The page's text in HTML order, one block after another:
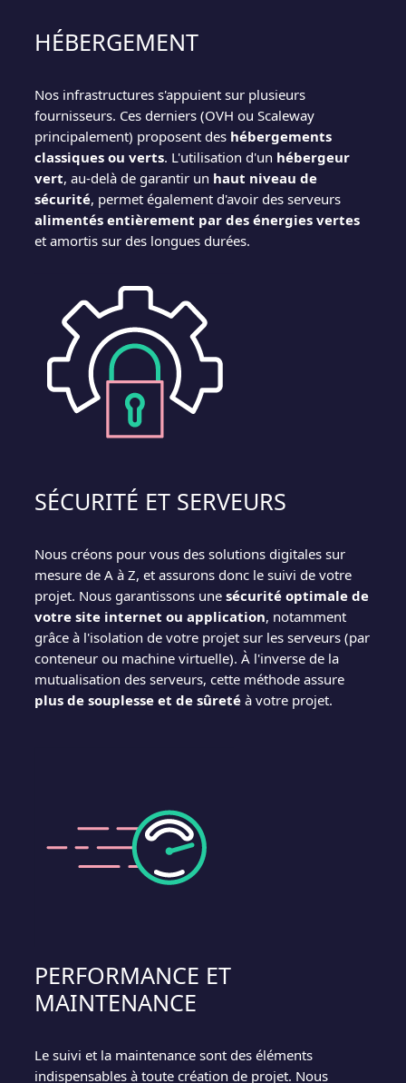
HÉBERGEMENT
Nos infrastructures s'appuient sur plusieurs
fournisseurs. Ces derniers (OVH ou Scaleway
principalement) proposent des hébergements
classiques ou verts. L'utilisation d'un hébergeur
vert, au-delà de garantir un haut niveau de
sécurité, permet également d'avoir des serveurs
alimentés entièrement par des énergies vertes
et amortis sur des longues durées.
SÉCURITÉ ET SERVEURS
Nous créons pour vous des solutions digitales sur
mesure de A à Z, et assurons donc le suivi de votre
projet. Nous garantissons une sécurité optimale de
votre site internet ou application, notamment
grâce à l'isolation de votre projet sur les serveurs (par
conteneur ou machine virtuelle). À l'inverse de la
mutualisation des serveurs, cette méthode assure
plus de souplesse et de sûreté à votre projet.
PERFORMANCE ET
MAINTENANCE
Le suivi et la maintenance sont des éléments
indispensables à toute création de projet. Nous